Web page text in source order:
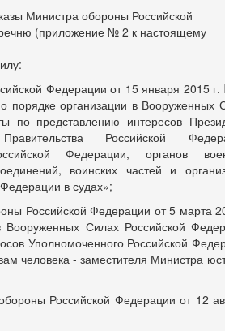
Министра обороны Российской
(приложение № 2 к настоящему
Федерации от 15 января 2015
порядке организации в Вооруженных
по представлению интересов
Российской
Федерации, органов
воинских частей и
в судах»;
Федерации от 5 марта
Силах Российской
Уполномоченного Российской
человека - заместителя Министра
Российской Федерации от 12